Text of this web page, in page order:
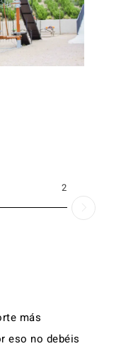
2026
más
eso no debéis